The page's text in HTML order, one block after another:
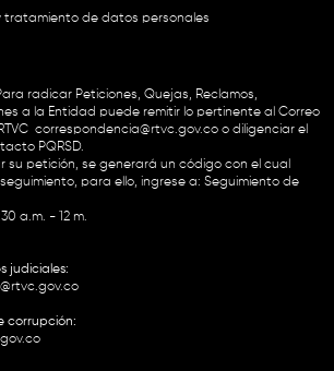
tratamiento de datos personales
radicar Peticiones, Quejas, Reclamos,
a la Entidad puede remitir lo pertinente al Correo
correspondencia@rtvc.gov.co o diligenciar el
PQRSD.
su petición, se generará un código con el cual
para ello, ingrese a: Seguimiento de
a.m. - 12 m.
judiciales:
corrupción: